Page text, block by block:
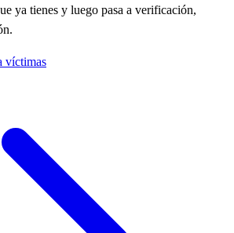
ya tienes y luego pasa a verificación,
víctimas